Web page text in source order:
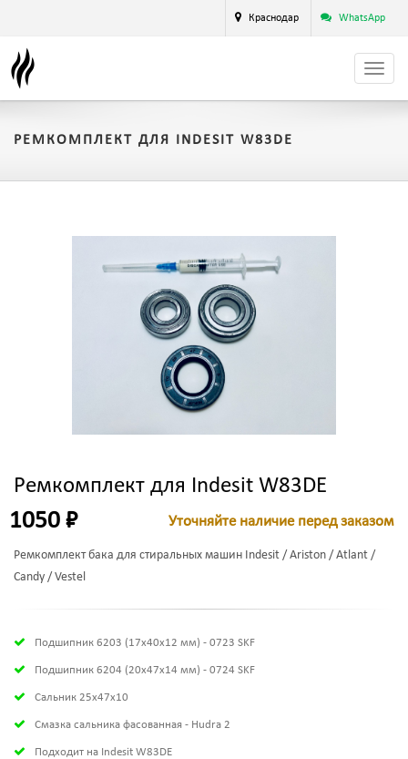
Краснодар WhatsApp
РЕМКОМПЛЕКТ ДЛЯ INDESIT W83DE
Ремкомплект для Indesit W83DE
1050 ₽ Уточняйте наличие перед заказом
Ремкомплект бака для стиральных машин Indesit / Ariston / Atlant /
Candy / Vestel
Подшипник 6203 (17х40х12 мм) - 0723 SKF
Подшипник 6204 (20х47х14 мм) - 0724 SKF
Сальник 25x47x10
Смазка сальника фасованная - Hudra 2
Подходит на Indesit W83DE